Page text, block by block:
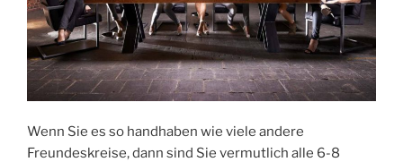
Wenn Sie es so handhaben wie viele andere
Freundeskreise, dann sind Sie vermutlich alle 6-8